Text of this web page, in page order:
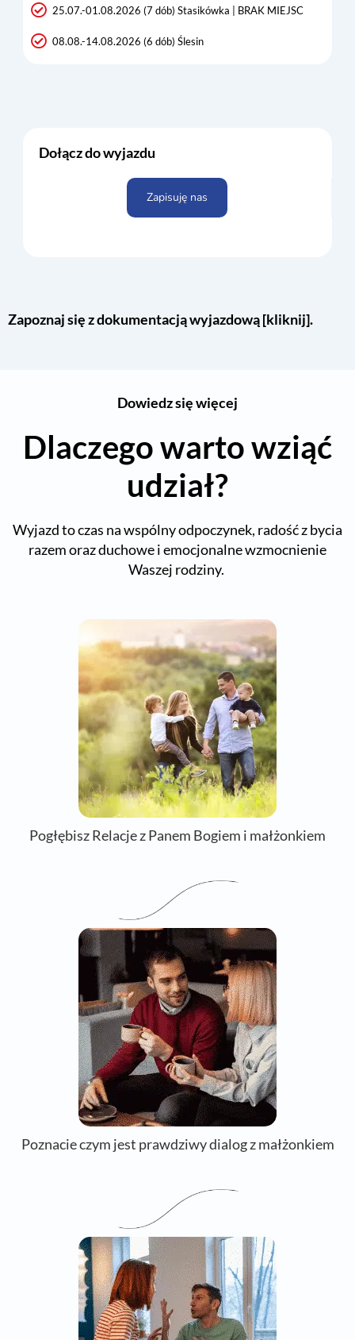
25.07.-01.08.2026 (7 dób) Stasikówka | BRAK MIEJSC
08.08.-14.08.2026 (6 dób) Ślesin
Dołącz do wyjazdu
Zapisuję nas
Zapoznaj się z dokumentacją wyjazdową [kliknij].
Dowiedz się więcej
Dlaczego warto wziąć
udział?
Wyjazd to czas na wspólny odpoczynek, radość z bycia
razem oraz duchowe i emocjonalne wzmocnienie
Waszej rodziny.
Pogłębisz Relacje z Panem Bogiem i małżonkiem
Poznacie czym jest prawdziwy dialog z małżonkiem